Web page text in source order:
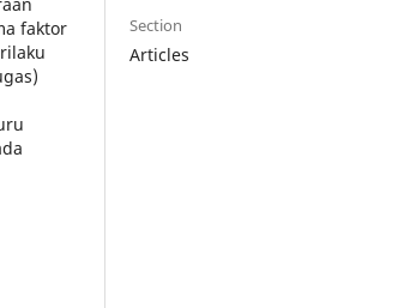
faktor
Section
Articles